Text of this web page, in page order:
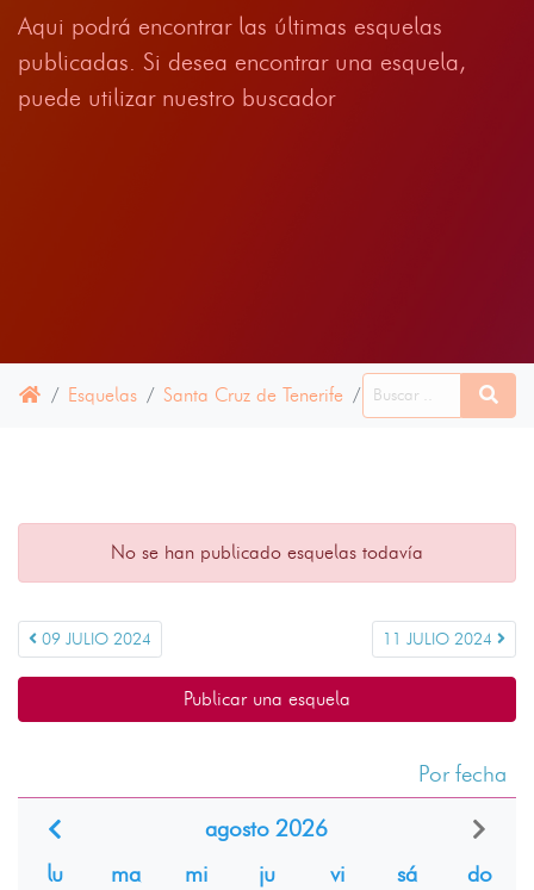
Aqui podrá encontrar las últimas esquelas
publicadas. Si desea encontrar una esquela,
puede utilizar nuestro buscador
Esquelas Santa Cruz de Tenerife Güímar 10
No se han publicado esquelas todavía
09 JULIO 2024 11 JULIO 2024
Publicar una esquela
Por fecha
agosto 2026
lu
ma mi ju vi sá
do